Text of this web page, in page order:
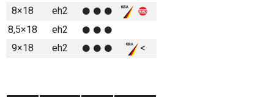
8×18
eh2
8,5×18
eh2
9×18
eh2 <